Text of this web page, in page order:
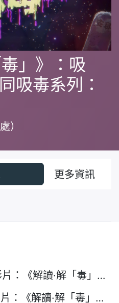
」》：吸
吸毒系列：
）
更多資訊
香港網專用播放影片：《解讀·解「毒」》：吸「太空油」等同吸毒系列：《成癮篇
內地網專用播放影片：《解讀·解「毒」》：吸「太空油」等同吸毒系列：《成癮篇